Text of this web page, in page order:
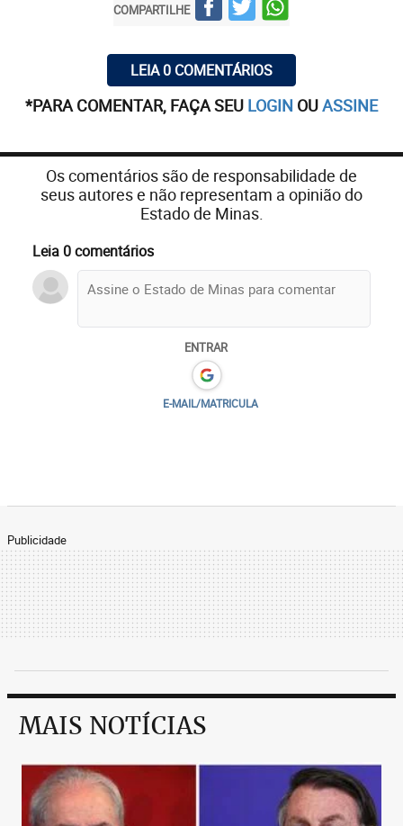
COMPARTILHE
LEIA 0 COMENTÁRIOS
*PARA COMENTAR, FAÇA SEU LOGIN OUASSINE
Os comentários são de responsabilidade de
seus autores e não representam a opinião do
Estado de Minas.
Leia 0 comentários
ENTRAR
E-MAIL/MATRICULA
Publicidade
MAIS NOTÍCIAS